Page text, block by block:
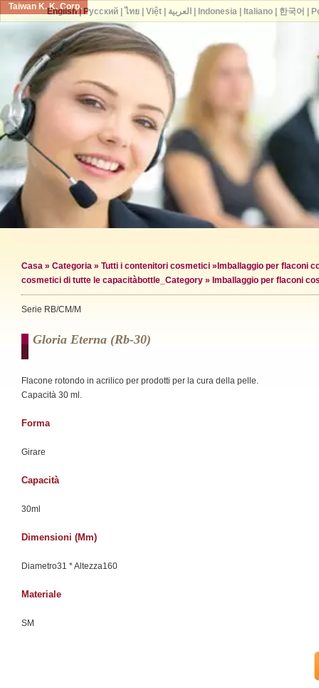
Taiwan K. K. Corp.
Casa » Categoria » Tutti i contenitori cosmetici » Imballaggio per flaconi
cosmetici di tutte le capacitàbottle_Category » Imballaggio per flaconi
Serie RB/CM/M
Gloria Eterna (rb-30)
Flacone rotondo in acrilico per prodotti per la cura della pelle.
Capacità 30 ml.
Forma
Girare
Capacità
30ml
Dimensioni (mm)
Diametro31 * Altezza160
Materiale
SM
English| Русский| ไทย| Việt| العربية Indonesia| Italiano| 한국어